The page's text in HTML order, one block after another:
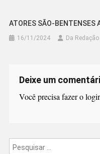
ATORES SÃO-BENTENSES
16/11/2024 Da Redação
Deixe um
Você precisa fazer o